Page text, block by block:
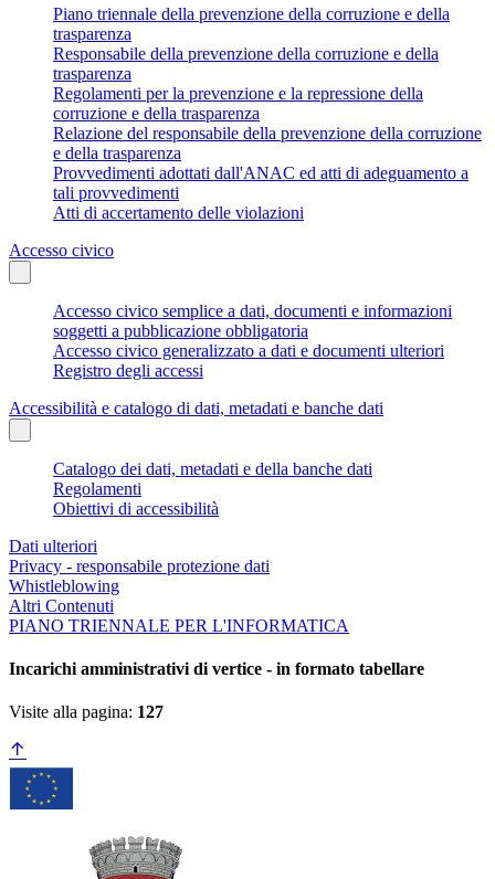
Piano triennale della prevenzione della corruzione e della
trasparenza
Responsabile della prevenzione della corruzione e della
trasparenza
Regolamenti per la prevenzione e la repressione della
corruzione e della trasparenza
Relazione del responsabile della prevenzione della corruzione
e della trasparenza
Provvedimenti adottati dall'ANAC ed atti di adeguamento a
tali provvedimenti
Atti di accertamento delle violazioni
Accesso civico
Accesso civico semplice a dati, documenti e informazioni
soggetti a pubblicazione obbligatoria
Accesso civico generalizzato a dati e documenti ulteriori
Registro degli accessi
Accessibilità e catalogo di dati, metadati e banche dati
Catalogo dei dati, metadati e della banche dati
Regolamenti
Obiettivi di accessibilità
Dati ulteriori
Privacy - responsabile protezione dati
Whistleblowing
Altri Contenuti
PIANO TRIENNALE PER L'INFORMATICA
Incarichi amministrativi di vertice - in formato tabellare
Visite alla pagina: 127